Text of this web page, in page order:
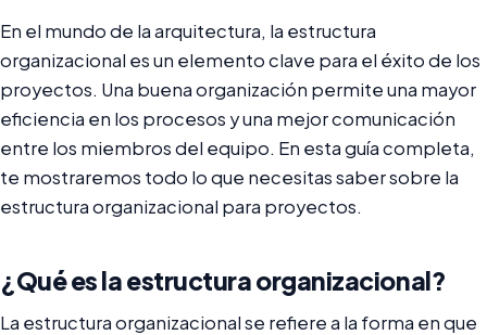
En el mundo de la arquitectura, la estructura
organizacional es un elemento clave para el éxito de los
proyectos. Una buena organización permite una mayor
eficiencia en los procesos y una mejor comunicación
entre los miembros del equipo. En esta guía completa,
te mostraremos todo lo que necesitas saber sobre la
estructura organizacional para proyectos.
¿Qué es la estructura organizacional?
La estructura organizacional se refiere a la forma en que